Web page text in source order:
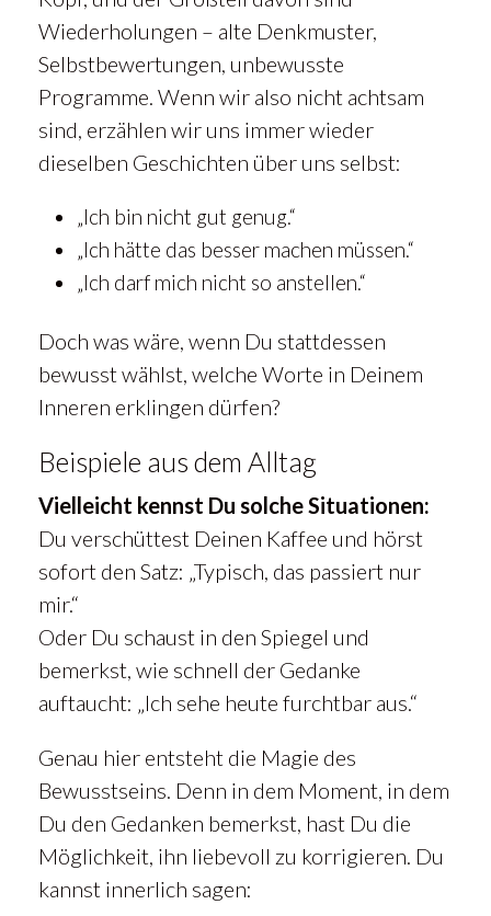
Wiederholungen – alte Denkmuster,
Selbstbewertungen, unbewusste
Programme. Wenn wir also nicht achtsam
sind, erzählen wir uns immer wieder
dieselben Geschichten über uns selbst:
„Ich bin nicht gut genug.“
„Ich hätte das besser machen müssen.“
„Ich darf mich nicht so anstellen.“
Doch was wäre, wenn Du stattdessen
bewusst wählst, welche Worte in Deinem
Inneren erklingen dürfen?
Beispiele aus dem Alltag
Vielleicht kennst Du solche Situationen:
Du verschüttest Deinen Kaffee und hörst
sofort den Satz: „Typisch, das passiert nur
mir.“
Oder Du schaust in den Spiegel und
bemerkst, wie schnell der Gedanke
auftaucht: „Ich sehe heute furchtbar aus.“
Genau hier entsteht die Magie des
Bewusstseins. Denn in dem Moment, in dem
Du den Gedanken bemerkst, hast Du die
Möglichkeit, ihn liebevoll zu korrigieren. Du
kannst innerlich sagen: